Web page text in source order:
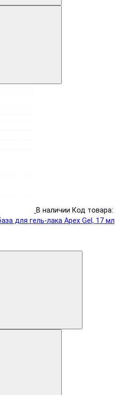
В наличии Код товара:
для гель-лака Apex Gel, 17 мл